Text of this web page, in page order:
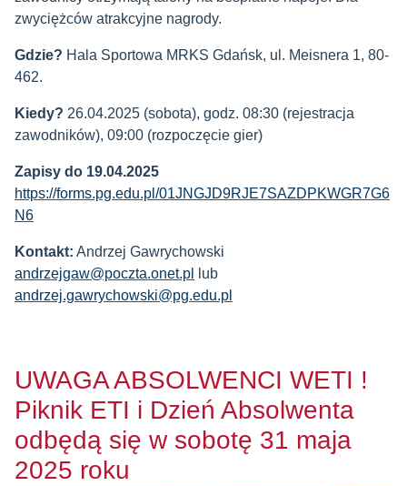
zwyciężców atrakcyjne nagrody.
Gdzie? Hala Sportowa MRKS Gdańsk, ul. Meisnera 1, 80-
462.
Kiedy? 26.04.2025 (sobota), godz. 08:30 (rejestracja
zawodników), 09:00 (rozpoczęcie gier)
Zapisy do 19.04.2025
https://forms.pg.edu.pl/01JNGJD9RJE7SAZDPKWGR7G6
N6
Kontakt: Andrzej Gawrychowski
andrzejgaw@poczta.onet.pl
lub
andrzej.gawrychowski@pg.edu.pl
UWAGA ABSOLWENCI WETI !
Piknik ETI i Dzień Absolwenta
odbędą się w sobotę 31 maja
2025 roku